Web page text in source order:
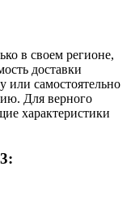
в своем регионе,
доставки
или самостоятельно
Для верного
характеристики